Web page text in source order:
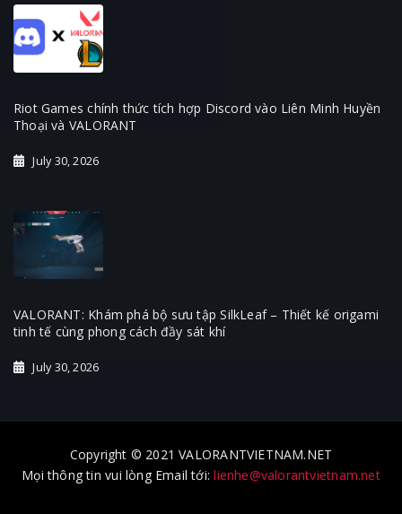
Riot Games chính thức tích hợp Discord vào Liên Minh Huyền
Thoại và VALORANT
July 30, 2026
VALORANT: Khám phá bộ sưu tập SilkLeaf – Thiết kế origami
tinh tế cùng phong cách đầy sát khí
July 30, 2026
Copyright © 2021 VALORANTVIETNAM.NET
Mọi thông tin vui lòng Email tới:lienhe@valorantvietnam.net